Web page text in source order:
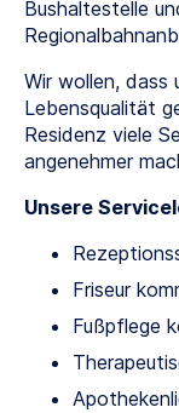
Bushaltestelle
Wir wollen, dass
Lebensqualität
Residenz viele
angenehmer
Unsere
Friseur
Fußpflege